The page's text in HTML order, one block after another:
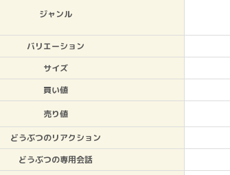
ジャンル
バリエーション
サイズ
買い値
売り値
どうぶつのリアクション
どうぶつの専用会話